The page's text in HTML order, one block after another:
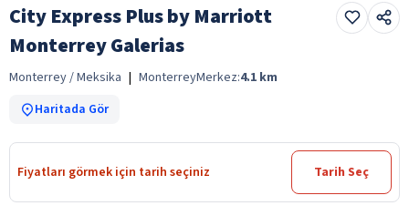
City Express Plus by Marriott
Monterrey Galerias
Monterrey / Meksika | MonterreyMerkez:4.1 km
Haritada Gör
Fiyatları görmek için tarih seçiniz Tarih Seç